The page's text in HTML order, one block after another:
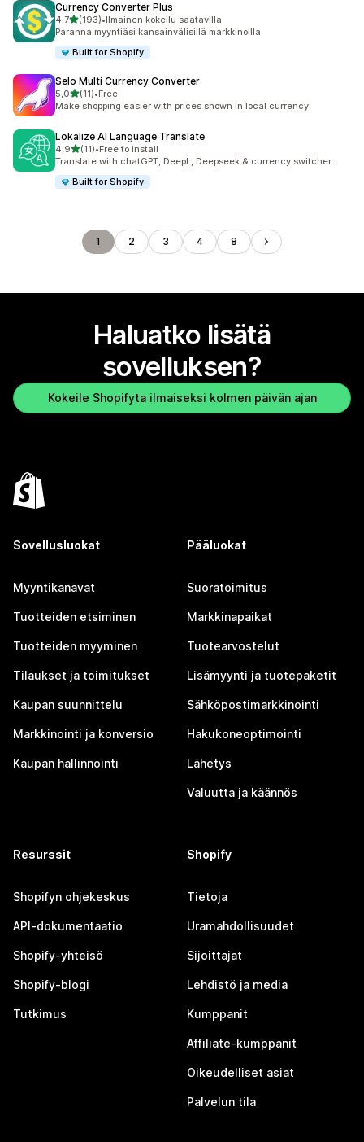
Currency Converter Plus
4,7/ 5 tähteä
(193)
193 arvostelua yhteensä
•Ilmainen kokeilu saatavilla
Paranna myyntiäsi kansainvälisillä markkinoilla
Built for Shopify
Selo Multi Currency Converter
5,0/ 5 tähteä
(11)
11 arvostelua yhteensä
•Free
Make shopping easier with prices shown in local currency
Lokalize AI Language Translate
4,9/ 5 tähteä
(11)
11 arvostelua yhteensä
•Free to install
Translate with chatGPT, DeepL, Deepseek & currency switcher.
Built for Shopify
1 2 3 4 8
Haluatko lisätä
sovelluksen?
Kokeile Shopifyta ilmaiseksi kolmen päivän ajan
Sovellusluokat
Myyntikanavat
Tuotteiden etsiminen
Tuotteiden myyminen
Tilaukset ja toimitukset
Kaupan suunnittelu
Markkinointi ja konversio
Kaupan hallinnointi
Pääluokat
Suoratoimitus
Markkinapaikat
Tuotearvostelut
Lisämyynti ja tuotepaketit
Sähköpostimarkkinointi
Hakukoneoptimointi
Lähetys
Valuutta ja käännös
Resurssit
Shopifyn ohjekeskus
API-dokumentaatio
Shopify-yhteisö
Shopify-blogi
Tutkimus
Shopify
Tietoja
Uramahdollisuudet
Sijoittajat
Lehdistö ja media
Kumppanit
Affiliate-kumppanit
Oikeudelliset asiat
Palvelun tila